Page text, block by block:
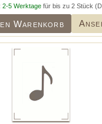
2-5 Werktage für bis zu 2 Stück
Warenkorb